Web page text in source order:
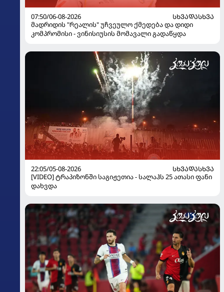
07:50/06-08-2026
ᲡᲮᲕᲐᲓᲐᲡᲮᲕᲐ
მადრიდის "რეალის" უჩვეულო ქმედება და დიდი
კომპრომისი - ვინისიუსის მომავალი გადაწყდა
22:05/05-08-2026
ᲡᲮᲕᲐᲓᲐᲡᲮᲕᲐ
[VIDEO] ტრაპიზონში საგიჟეთია - სალაჰს 25 ათასი ფანი
დახვდა